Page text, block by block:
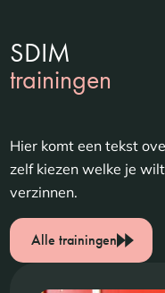
SDIM
trainingen
Hier komt een tekst
zelf kiezen welke je
verzinnen.
Alle trainingen